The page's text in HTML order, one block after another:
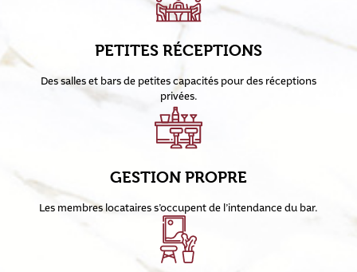
PETITES RÉCEPTIONS
Des salles et bars de petites capacités pour des réceptions
privées.
GESTION PROPRE
Les membres locataires s’occupent de l’intendance du bar.